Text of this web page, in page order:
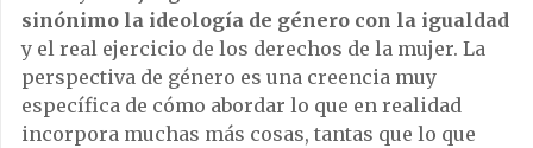
sinónimo la ideología de género con la igualdad
y el real ejercicio de los derechos de la mujer. La
perspectiva de género es una creencia muy
específica de cómo abordar lo que en realidad
incorpora muchas más cosas, tantas que lo que